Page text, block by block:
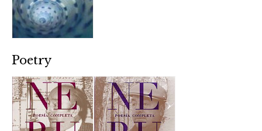
Poetry